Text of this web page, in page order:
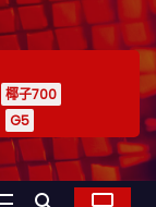
椰子700
G5